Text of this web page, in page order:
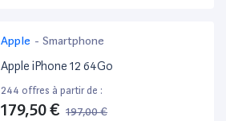
Apple - Smartphone
Apple iPhone 12 64Go
244 offres à partir de :
179,50 € 197,00 €